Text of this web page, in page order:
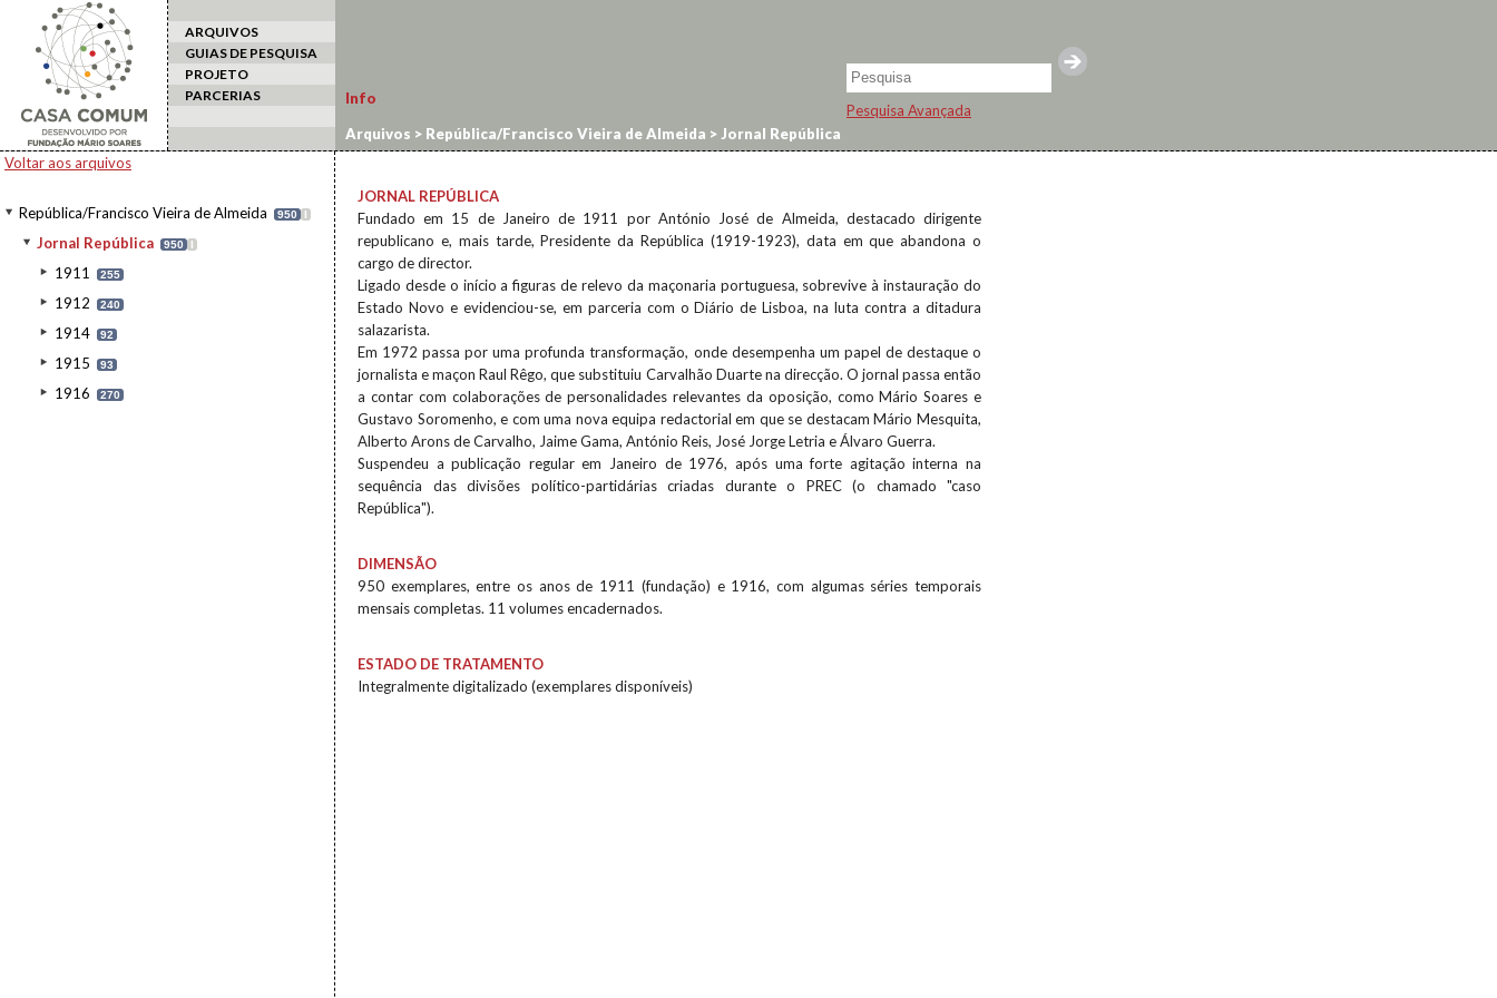
ARQUIVOS
GUIAS DE PESQUISA
PROJETO
PARCERIAS
Pesquisa Avançada
Voltar aos arquivos
República/Francisco Vieira de Almeida 950 I
Jornal República 950 I
1911 255
1912 240
1914 92
1915 93
1916 270
Info
Arquivos > República/Francisco Vieira de Almeida > Jornal República
JORNAL REPÚBLICA
Fundado em 15 de Janeiro de 1911 por António José de Almeida, destacado dirigente
republicano e, mais tarde, Presidente da República (1919-1923), data em que abandona o
cargo de director.
Ligado desde o início a figuras de relevo da maçonaria portuguesa, sobrevive à instauração do
Estado Novo e evidenciou-se, em parceria com o Diário de Lisboa, na luta contra a ditadura
salazarista.
Em 1972 passa por uma profunda transformação, onde desempenha um papel de destaque o
jornalista e maçon Raul Rêgo, que substituiu Carvalhão Duarte na direcção. O jornal passa então
a contar com colaborações de personalidades relevantes da oposição, como Mário Soares e
Gustavo Soromenho, e com uma nova equipa redactorial em que se destacam Mário Mesquita,
Alberto Arons de Carvalho, Jaime Gama, António Reis, José Jorge Letria e Álvaro Guerra.
Suspendeu a publicação regular em Janeiro de 1976, após uma forte agitação interna na
sequência das divisões político-partidárias criadas durante o PREC (o chamado "caso
República").
DIMENSÃO
950 exemplares, entre os anos de 1911 (fundação) e 1916, com algumas séries temporais
mensais completas. 11 volumes encadernados.
ESTADO DE TRATAMENTO
Integralmente digitalizado (exemplares disponíveis)